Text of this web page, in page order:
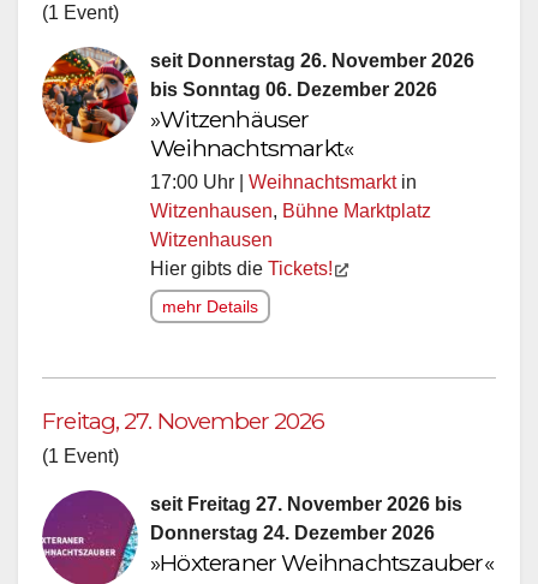
(1 Event)
seit Donnerstag 26. November 2026
bis Sonntag 06. Dezember 2026
»Witzenhäuser
Weihnachtsmarkt«
17:00 Uhr | Weihnachtsmarktin
Witzenhausen, Bühne Marktplatz
Witzenhausen
Hier gibts die Tickets!
mehr Details
Freitag, 27. November 2026
(1 Event)
seit Freitag 27. November 2026 bis
Donnerstag 24. Dezember 2026
»Höxteraner Weihnachtszauber«